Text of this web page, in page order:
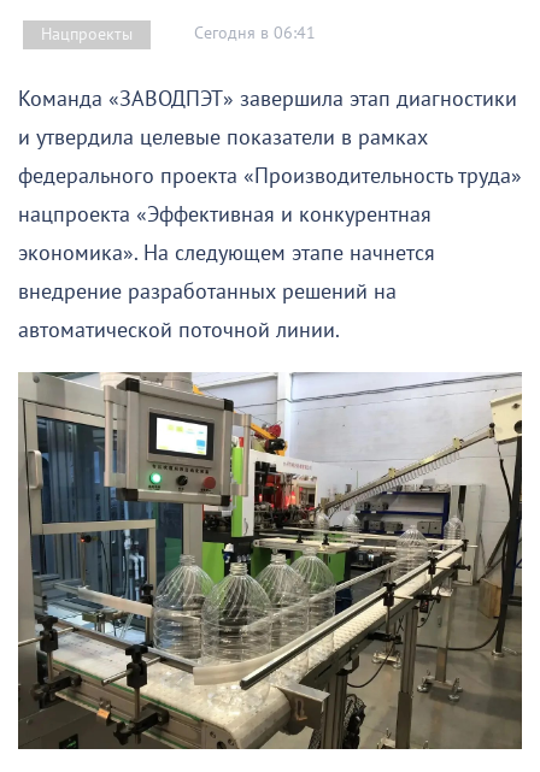
Нацпроекты Сегодня в 06:41
Команда «ЗАВОДПЭТ» завершила этап диагностики
и утвердила целевые показатели в рамках
федерального проекта «Производительность труда»
нацпроекта «Эффективная и конкурентная
экономика». На следующем этапе начнется
внедрение разработанных решений на
автоматической поточной линии.